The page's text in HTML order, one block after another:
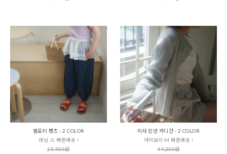
벨로티 팬츠 - 2 COLOR
데님 JL 빠른배송 !
25,500원
미샤 린넨 카디건 - 2 COLOR
아이보리 M 빠른배송 !
44,200원